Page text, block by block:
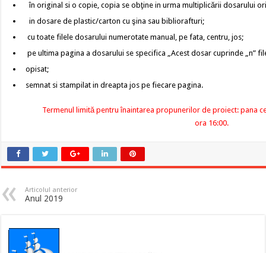
în original si o copie, copia se obţine in urma multiplicării dosarului
in dosare de plastic/carton cu şina sau bibliorafturi;
cu toate filele dosarului numerotate manual, pe fata, centru, jos;
pe ultima pagina a dosarului se specifica „Acest dosar cuprinde „n”
opisat;
semnat si stampilat in dreapta jos pe fiecare pagina.
Termenul limită pentru înaintarea propunerilor de proiect: pana
ora 16:00.
Articolul anterior
Anul 2019